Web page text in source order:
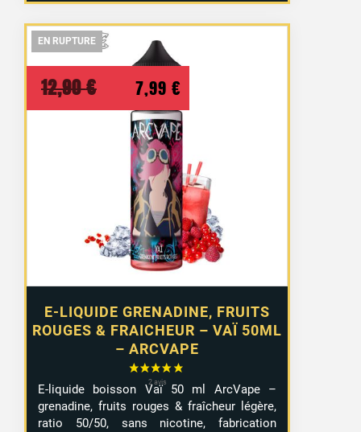
EN RUPTURE
EN RUPTURE
E-LIQUIDE GRENADINE, FRUITS
ROUGES & FRAICHEUR – VAÏ 50ML
– ARCVAPE
12,90€
Le
prix
initial
était :
12,90 €.
7,99 €
prix
est :
7,99 €.
E-liquide boisson Vaï 50 ml ArcVape –
grenadine, fruits rouges & fraîcheur légère,
ratio 50/50, sans nicotine, fabrication
EN RUPTURE